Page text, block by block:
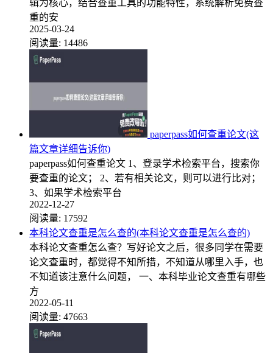
辑为核心，结合查重工具的功能特性，系统解析免费查
重的安
2025-03-24
阅读量: 14486
paperpass如何查重论文(这
篇文章详细告诉你)
paperpass如何查重论文 1、登录学术检索平台，搜索你
要查重的论文； 2、若有相关论文，则可以进行比对；
3、如果学术检索平台
2022-12-27
阅读量: 17592
本科论文查重是怎么查的(本科论文查重是怎么查的)
本科论文查重怎么查？写好论文之后，很多同学在需要
论文查重时，都觉得不知所措，不知道从哪里入手，也
不知道该注意什么问题， 一、本科毕业论文查重有哪些
方
2022-05-11
阅读量: 47663